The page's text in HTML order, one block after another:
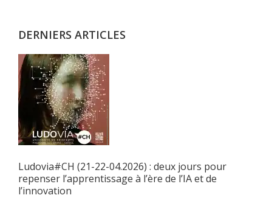
DERNIERS ARTICLES
Ludovia#CH (21-22-04.2026) : deux jours pour
repenser l’apprentissage à l’ère de l’IA et de
l’innovation